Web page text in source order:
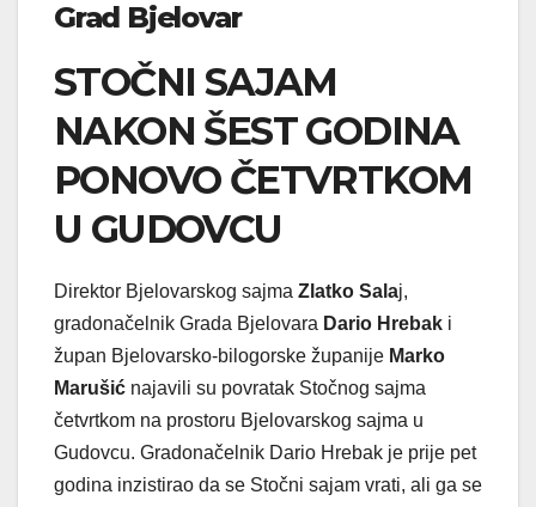
Grad Bjelovar
STOČNI SAJAM
NAKON ŠEST GODINA
PONOVO ČETVRTKOM
U GUDOVCU
Direktor Bjelovarskog sajma Zlatko Salaj,
gradonačelnik Grada Bjelovara Dario Hrebak i
župan Bjelovarsko-bilogorske županije Marko
Marušić najavili su povratak Stočnog sajma
četvrtkom na prostoru Bjelovarskog sajma u
Gudovcu. Gradonačelnik Dario Hrebak je prije pet
godina inzistirao da se Stočni sajam vrati, ali ga se